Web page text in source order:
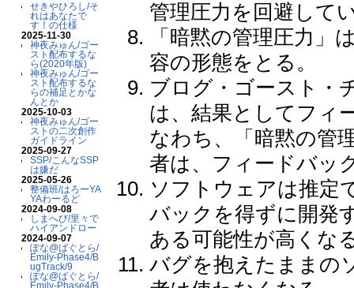
せきやひろし/そ
れはあなたで
す！の仕様
2025-11-30
神夜みゅん/ゴー
スト配布するな
ら(2020年版)
神夜みゅん/ゴー
スト配布するな
らの補足とかな
んとか
2025-10-03
神夜みゅん/ゴー
ストの二次創作
ガイドライン
2025-09-27
SSP/こんなSSP
は嫌だ
2025-05-26
整備班/はろーYA
YAわーるど
2024-09-08
しまへび/里々で
ハイアンドロー
2024-09-07
ぽな@ばぐとら/
Emily-Phase4/B
ugTrack/9
ぽな@ばぐとら/
Emily-Phase4/B
管理圧力を回避して
「暗黙の管理圧力
容の形態をとる。
ブログ・ゴースト・
は、結果としてフィ
なわち、「暗黙の管
者は、フィードバッ
ソフトウェアは推定
バックを得ずに開発
ある可能性が高くな
バグを抱えたままの